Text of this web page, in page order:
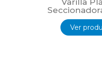
Varilla
Ver